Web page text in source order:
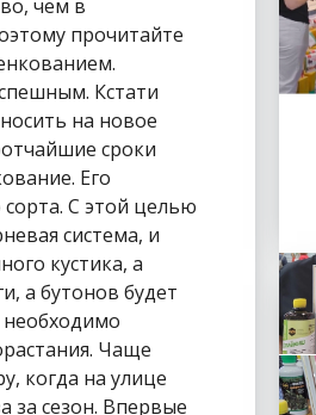
чем в
прочитайте
Кстати
на новое
сроки
Его
С этой целью
система, и
кустика, а
а бутонов будет
Чаще
когда на улице
за сезон. Впервые